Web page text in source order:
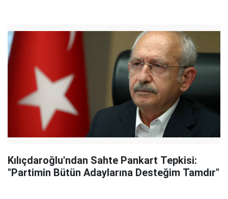
Kılıçdaroğlu'ndan Sahte Pankart Tepkisi:
"Partimin Bütün Adaylarına Desteğim Tamdır"